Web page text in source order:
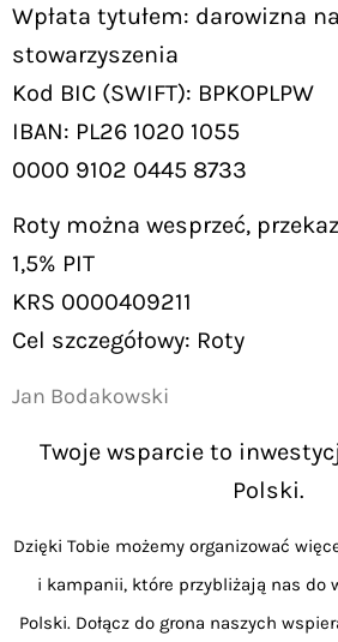
Wpłata tytułem: darowizna
stowarzyszenia
Kod BIC (SWIFT): BPKOPLPW
IBAN: PL26 1020 1055
0000 9102 0445 8733
Roty można wesprzeć,
1,5% PIT
KRS 0000409211
Cel szczegółowy: Roty
Jan Bodakowski
Twoje wsparcie to
Polski.
Dzięki Tobie możemy organizować
i kampanii, które przybliżają nas do
Polski. Dołącz do grona naszych